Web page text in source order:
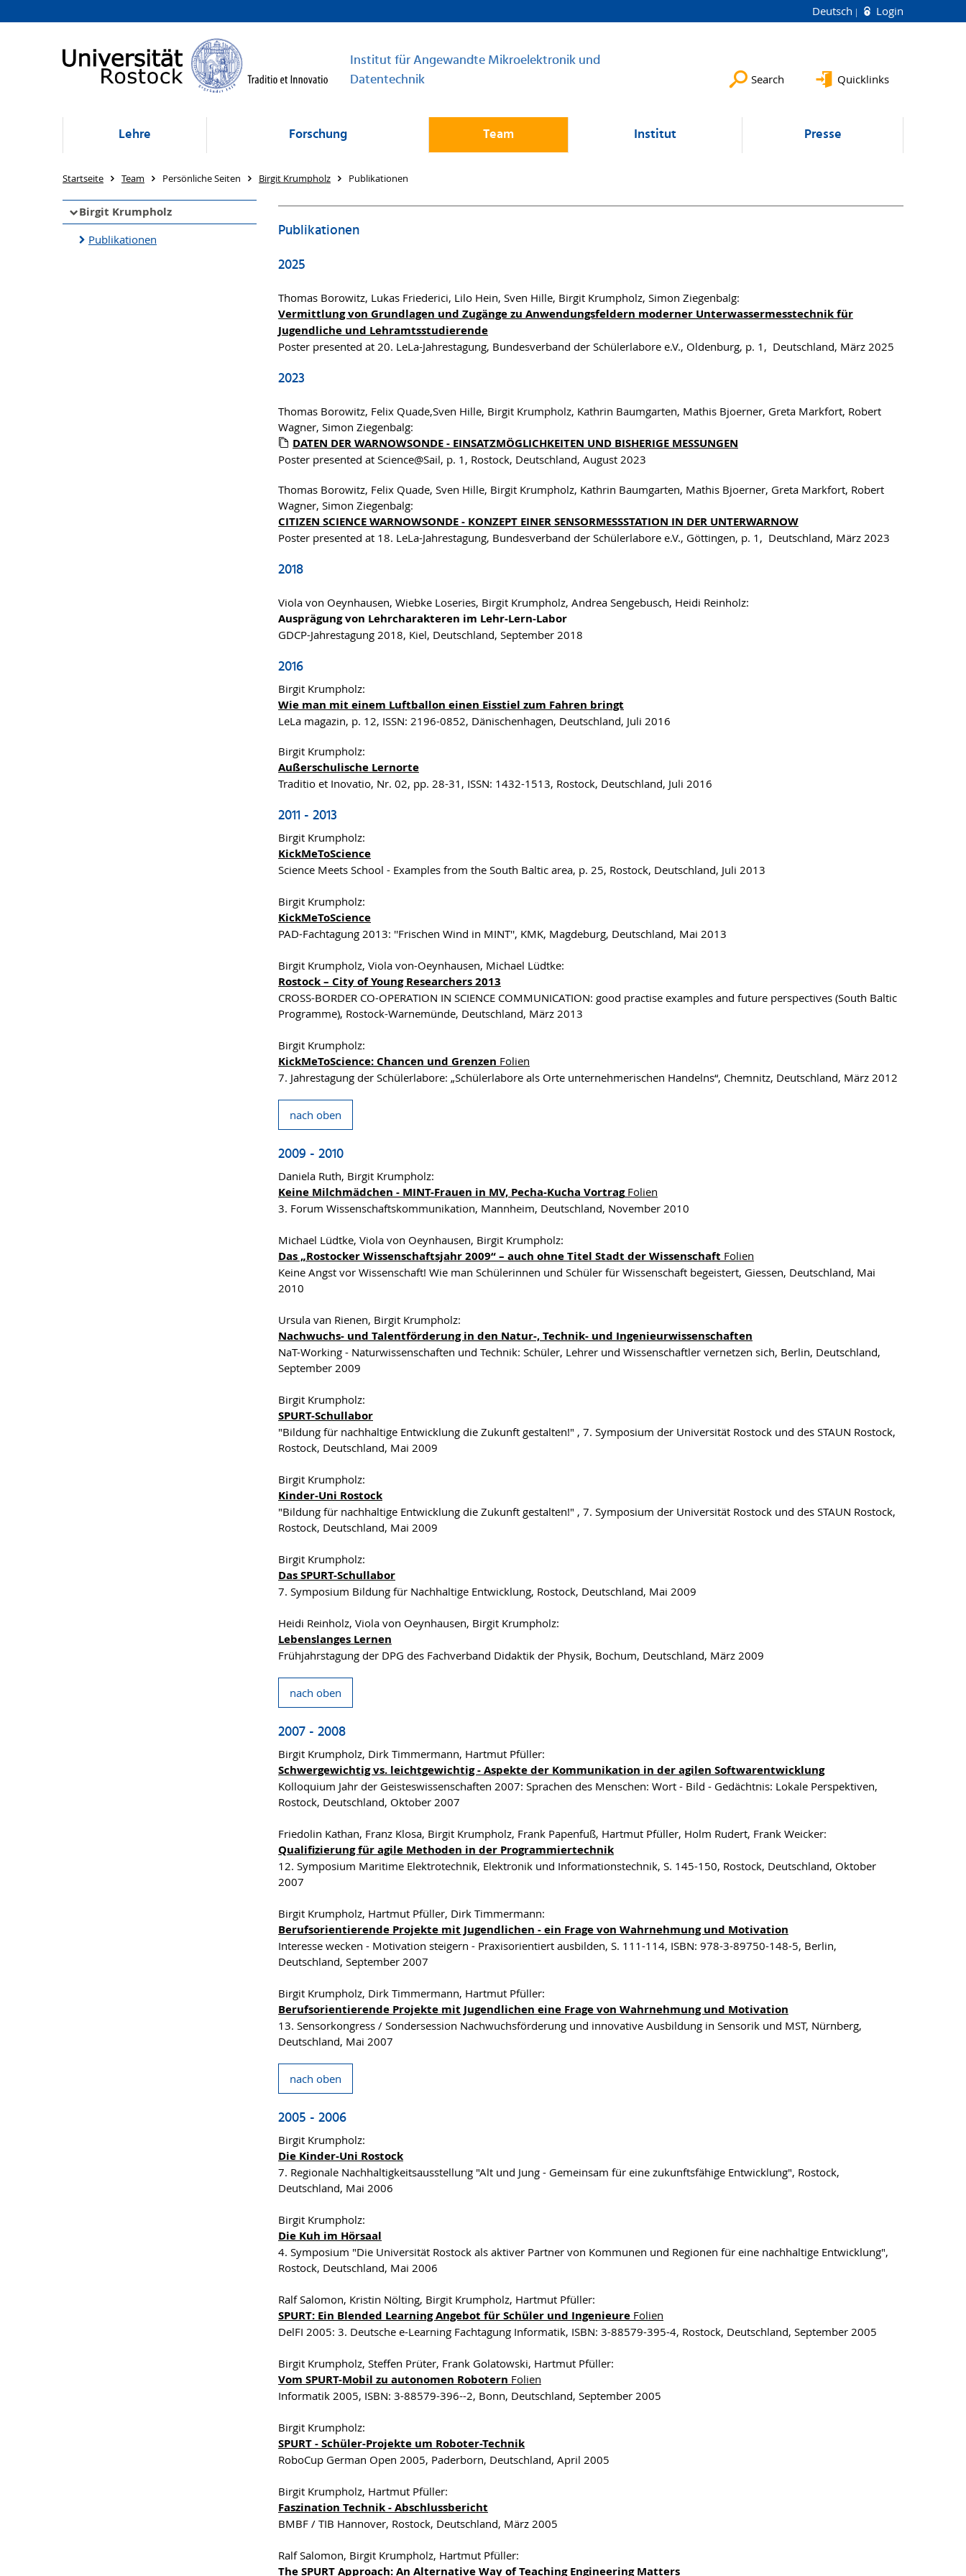
Deutsch Login
Institut für Angewandte Mikroelektronik und
Datentechnik
Search Quicklinks
Lehre Forschung Team Institut Presse
Startseite Team Persönliche Seiten Birgit Krumpholz Publikationen
Birgit Krumpholz
Publikationen
Publikationen
2025
Thomas Borowitz, Lukas Friederici, Lilo Hein, Sven Hille, Birgit Krumpholz, Simon Ziegenbalg:
Vermittlung von Grundlagen und Zugänge zu Anwendungsfeldern moderner Unterwassermesstechnik für
Jugendliche und Lehramtsstudierende
Poster presented at 20. LeLa-Jahrestagung, Bundesverband der Schülerlabore e.V., Oldenburg, p. 1, Deutschland, März 2025
2023
Thomas Borowitz, Felix Quade,Sven Hille, Birgit Krumpholz, Kathrin Baumgarten, Mathis Bjoerner, Greta Markfort, Robert
Wagner, Simon Ziegenbalg:
DATEN DER WARNOWSONDE - EINSATZMÖGLICHKEITEN UND BISHERIGE MESSUNGEN
Poster presented at Science@Sail, p. 1, Rostock, Deutschland, August 2023
Thomas Borowitz, Felix Quade, Sven Hille, Birgit Krumpholz, Kathrin Baumgarten, Mathis Bjoerner, Greta Markfort, Robert
Wagner, Simon Ziegenbalg:
CITIZEN SCIENCE WARNOWSONDE - KONZEPT EINER SENSORMESSSTATION IN DER UNTERWARNOW
Poster presented at 18. LeLa-Jahrestagung, Bundesverband der Schülerlabore e.V., Göttingen, p. 1, Deutschland, März 2023
2018
Viola von Oeynhausen, Wiebke Loseries, Birgit Krumpholz, Andrea Sengebusch, Heidi Reinholz:
Ausprägung von Lehrcharakteren im Lehr-Lern-Labor
GDCP-Jahrestagung 2018, Kiel, Deutschland, September 2018
2016
Birgit Krumpholz:
Wie man mit einem Luftballon einen Eisstiel zum Fahren bringt
LeLa magazin, p. 12, ISSN: 2196-0852, Dänischenhagen, Deutschland, Juli 2016
Birgit Krumpholz:
Außerschulische Lernorte
Traditio et Inovatio, Nr. 02, pp. 28-31, ISSN: 1432-1513, Rostock, Deutschland, Juli 2016
2011 - 2013
Birgit Krumpholz:
KickMeToScience
Science Meets School - Examples from the South Baltic area, p. 25, Rostock, Deutschland, Juli 2013
Birgit Krumpholz:
KickMeToScience
PAD-Fachtagung 2013: ''Frischen Wind in MINT'', KMK, Magdeburg, Deutschland, Mai 2013
Birgit Krumpholz, Viola von-Oeynhausen, Michael Lüdtke:
Rostock – City of Young Researchers 2013
CROSS-BORDER CO-OPERATION IN SCIENCE COMMUNICATION: good practise examples and future perspectives (South Baltic
Programme), Rostock-Warnemünde, Deutschland, März 2013
Birgit Krumpholz:
KickMeToScience: Chancen und Grenzen Folien
7. Jahrestagung der Schülerlabore: „Schülerlabore als Orte unternehmerischen Handelns“, Chemnitz, Deutschland, März 2012
nach oben
2009 - 2010
Daniela Ruth, Birgit Krumpholz:
Keine Milchmädchen - MINT-Frauen in MV, Pecha-Kucha VortragFolien
3. Forum Wissenschaftskommunikation, Mannheim, Deutschland, November 2010
Michael Lüdtke, Viola von Oeynhausen, Birgit Krumpholz:
Das „Rostocker Wissenschaftsjahr 2009“ – auch ohne Titel Stadt der Wissenschaft Folien
Keine Angst vor Wissenschaft! Wie man Schülerinnen und Schüler für Wissenschaft begeistert, Giessen, Deutschland, Mai
2010
Ursula van Rienen, Birgit Krumpholz:
Nachwuchs- und Talentförderung in den Natur-, Technik- und Ingenieurwissenschaften
NaT-Working - Naturwissenschaften und Technik: Schüler, Lehrer und Wissenschaftler vernetzen sich, Berlin, Deutschland,
September 2009
Birgit Krumpholz:
SPURT-Schullabor
"Bildung für nachhaltige Entwicklung die Zukunft gestalten!" , 7. Symposium der Universität Rostock und des STAUN Rostock,
Rostock, Deutschland, Mai 2009
Birgit Krumpholz:
Kinder-Uni Rostock
"Bildung für nachhaltige Entwicklung die Zukunft gestalten!" , 7. Symposium der Universität Rostock und des STAUN Rostock,
Rostock, Deutschland, Mai 2009
Birgit Krumpholz:
Das SPURT-Schullabor
7. Symposium Bildung für Nachhaltige Entwicklung, Rostock, Deutschland, Mai 2009
Heidi Reinholz, Viola von Oeynhausen, Birgit Krumpholz:
Lebenslanges Lernen
Frühjahrstagung der DPG des Fachverband Didaktik der Physik, Bochum, Deutschland, März 2009
nach oben
2007 - 2008
Birgit Krumpholz, Dirk Timmermann, Hartmut Pfüller:
Schwergewichtig vs. leichtgewichtig - Aspekte der Kommunikation in der agilen Softwarentwicklung
Kolloquium Jahr der Geisteswissenschaften 2007: Sprachen des Menschen: Wort - Bild - Gedächtnis: Lokale Perspektiven,
Rostock, Deutschland, Oktober 2007
Friedolin Kathan, Franz Klosa, Birgit Krumpholz, Frank Papenfuß, Hartmut Pfüller, Holm Rudert, Frank Weicker:
Qualifizierung für agile Methoden in der Programmiertechnik
12. Symposium Maritime Elektrotechnik, Elektronik und Informationstechnik, S. 145-150, Rostock, Deutschland, Oktober
2007
Birgit Krumpholz, Hartmut Pfüller, Dirk Timmermann:
Berufsorientierende Projekte mit Jugendlichen - ein Frage von Wahrnehmung und Motivation
Interesse wecken - Motivation steigern - Praxisorientiert ausbilden, S. 111-114, ISBN: 978-3-89750-148-5, Berlin,
Deutschland, September 2007
Birgit Krumpholz, Dirk Timmermann, Hartmut Pfüller:
Berufsorientierende Projekte mit Jugendlichen eine Frage von Wahrnehmung und Motivation
13. Sensorkongress / Sondersession Nachwuchsförderung und innovative Ausbildung in Sensorik und MST, Nürnberg,
Deutschland, Mai 2007
nach oben
2005 - 2006
Birgit Krumpholz:
Die Kinder-Uni Rostock
7. Regionale Nachhaltigkeitsausstellung "Alt und Jung - Gemeinsam für eine zukunftsfähige Entwicklung", Rostock,
Deutschland, Mai 2006
Birgit Krumpholz:
Die Kuh im Hörsaal
4. Symposium "Die Universität Rostock als aktiver Partner von Kommunen und Regionen für eine nachhaltige Entwicklung",
Rostock, Deutschland, Mai 2006
Ralf Salomon, Kristin Nölting, Birgit Krumpholz, Hartmut Pfüller:
SPURT: Ein Blended Learning Angebot für Schüler und Ingenieure Folien
DelFI 2005: 3. Deutsche e-Learning Fachtagung Informatik, ISBN: 3-88579-395-4, Rostock, Deutschland, September 2005
Birgit Krumpholz, Steffen Prüter, Frank Golatowski, Hartmut Pfüller:
Vom SPURT-Mobil zu autonomen Robotern Folien
Informatik 2005, ISBN: 3-88579-396--2, Bonn, Deutschland, September 2005
Birgit Krumpholz:
SPURT - Schüler-Projekte um Roboter-Technik
RoboCup German Open 2005, Paderborn, Deutschland, April 2005
Birgit Krumpholz, Hartmut Pfüller:
Faszination Technik - Abschlussbericht
BMBF / TIB Hannover, Rostock, Deutschland, März 2005
Ralf Salomon, Birgit Krumpholz, Hartmut Pfüller:
The SPURT Approach: An Alternative Way of Teaching Engineering Matters